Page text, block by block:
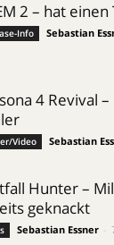
2 – hat
Info Sebastian
4 Revival
Video Sebastian
Hunter –
geknackt
Sebastian Essner